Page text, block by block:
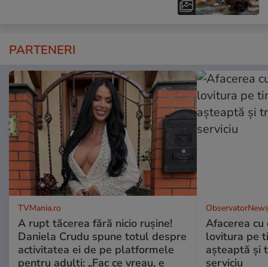
PARTENERI
TVMania.ro
A rupt tăcerea fără nicio rușine!
Daniela Crudu spune totul despre
activitatea ei de pe platformele
pentru adulți: „Fac ce vreau, e
Afacerea
lovitura pe
aşteaptă şi
serviciu